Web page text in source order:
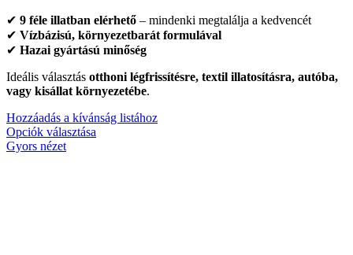
✔ 9 féle illatban elérhető – mindenki megtalálja a kedvencét
✔ Vízbázisú, környezetbarát formulával
✔ Hazai gyártású minőség
Ideális választás otthoni légfrissítésre, textil illatosításra, autóba,
vagy kisállat környezetébe.
Hozzáadás a kívánság listához
Opciók választása
Gyors nézet